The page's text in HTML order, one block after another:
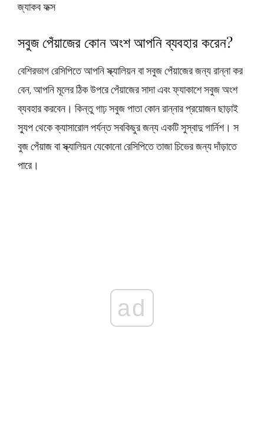
জ্যাকব ফক্স
সবুজ পেঁয়াজের কোন অংশ আপনি ব্যবহার করেন?
বেশিরভাগ রেসিপিতে আপনি স্ক্যালিয়ন বা সবুজ পেঁয়াজের জন্য রান্না কর
বেন, আপনি মূলের ঠিক উপরে পেঁয়াজের সাদা এবং ফ্যাকাশে সবুজ অংশ
ব্যবহার করবেন। কিন্তু গাঢ় সবুজ পাতা কোন রান্নার প্রয়োজন ছাড়াই
স্যুপ থেকে ক্যাসারোল পর্যন্ত সবকিছুর জন্য একটি সুস্বাদু গার্নিশ। স
বুজ পেঁয়াজ বা স্ক্যালিয়ন যেকোনো রেসিপিতে তাজা চিভের জন্য দাঁড়াতে
পারে।
ad